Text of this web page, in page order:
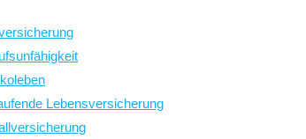
Lebensversicherung